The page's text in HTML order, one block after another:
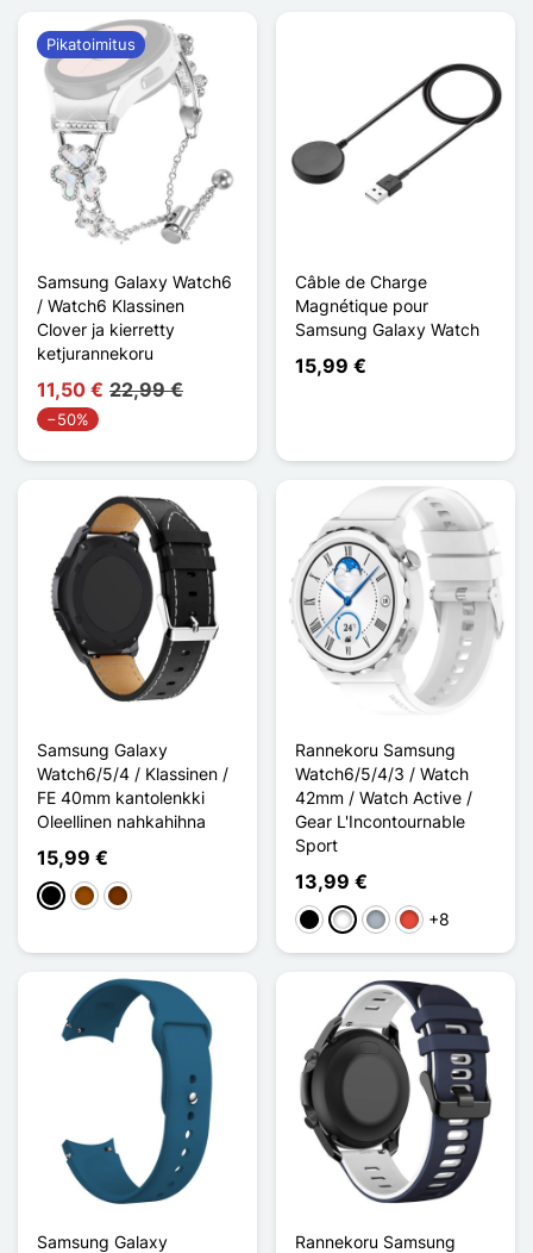
Samsung Galaxy Watch6
/ Watch6 Klassinen
Clover ja kierretty
ketjurannekoru
11,50 € 22,99 €
−50%
Pikatoimitus
Câble de Charge
Magnétique pour
Samsung Galaxy Watch
15,99 €
Samsung Galaxy
Watch6/5/4 / Klassinen /
FE 40mm kantolenkki
Oleellinen nahkahihna
15,99 €
MustaRuskea
Café
Rannekoru Samsung
Watch6/5/4/3 / Watch
42mm / Watch Active /
Gear L'Incontournable
Sport
13,99 €
MustaValkoinen
HarmaaPunainen
+8
Samsung Galaxy
Rannekoru Samsung